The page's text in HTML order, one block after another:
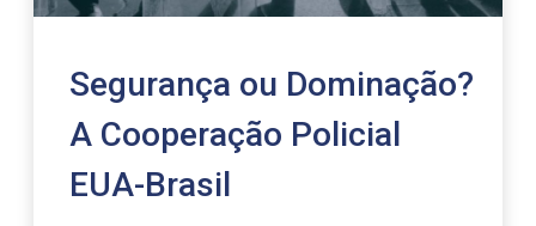
Segurança ou Dominação?
A Cooperação Policial
EUA-Brasil